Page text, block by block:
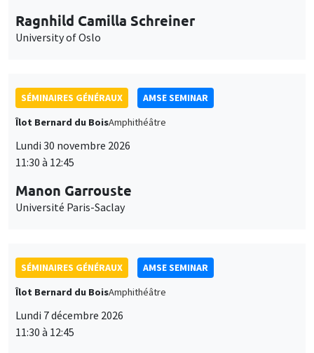
Ragnhild Camilla Schreiner
University of Oslo
SÉMINAIRES GÉNÉRAUX
AMSE SEMINAR
Îlot Bernard du BoisAmphithéâtre
Lundi 30 novembre 2026
11:30 à 12:45
Manon Garrouste
Université Paris-Saclay
SÉMINAIRES GÉNÉRAUX
AMSE SEMINAR
Îlot Bernard du BoisAmphithéâtre
Lundi 7 décembre 2026
11:30 à 12:45